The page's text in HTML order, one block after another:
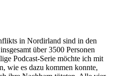
in Nordirland sind in den
über 3500 Personen
Podcast-Serie möchte ich mit
wie es dazu kommen konnte,